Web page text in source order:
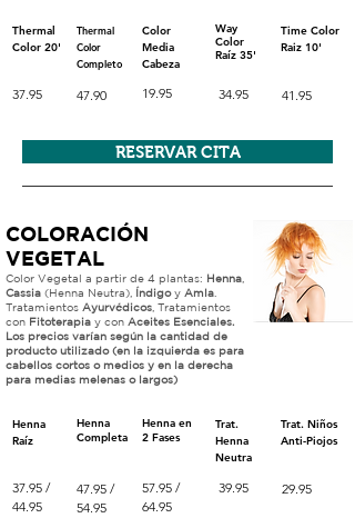
Thermal
Color 20'
Thermal
Color
Completo
Color
Media
Cabeza
Way
Color
Raíz 35'
Time Color
Raiz 10'
37.95 47.90 19.95 34.95 41.95
RESERVAR CITA
COLORACIÓN
VEGETAL
Color Vegetal a partir de 4 plantas: Henna
Cassia (Henna Neutra), Índigoy Amla
Tratamientos Ayurvédicos , Tratamientos
con Fitoterapia y con Aceites Esenciales.
Los precios varían según la cantidad de
producto utilizado (en la izquierda es para
cabellos cortos o medios y en la derecha
para medias melenas o largos)
Henna
Raíz
Henna
Completa
Henna en
2 Fases
Trat.
Henna
Neutra
Trat. Niños
Anti-Piojos
37.95 /
44.95
47.95 /
54.95
57.95 /
64.95
39.95 29.95